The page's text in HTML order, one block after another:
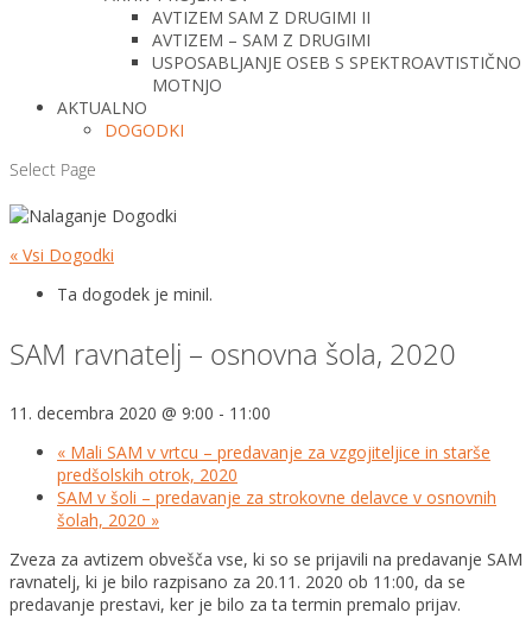
AVTIZEM SAM Z DRUGIMI II
AVTIZEM – SAM Z DRUGIMI
USPOSABLJANJE OSEB S SPEKTROAVTISTIČNO
MOTNJO
AKTUALNO
DOGODKI
Select Page
« Vsi Dogodki
Ta dogodek je minil.
SAM ravnatelj – osnovna šola, 2020
11. decembra 2020 @ 9:00 - 11:00
« Mali SAM v vrtcu – predavanje za vzgojiteljice in starše
predšolskih otrok, 2020
SAM v šoli – predavanje za strokovne delavce v osnovnih
šolah, 2020 »
Zveza za avtizem obvešča vse, ki so se prijavili na predavanje SAM
ravnatelj, ki je bilo razpisano za 20.11. 2020 ob 11:00, da se
predavanje prestavi, ker je bilo za ta termin premalo prijav.